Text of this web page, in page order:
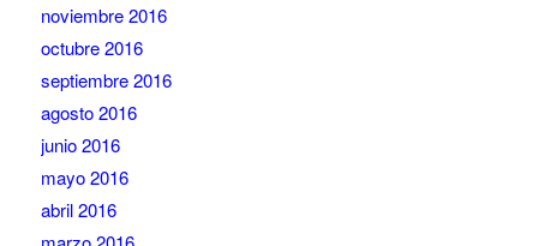
noviembre 2016
octubre 2016
septiembre 2016
agosto 2016
junio 2016
mayo 2016
abril 2016